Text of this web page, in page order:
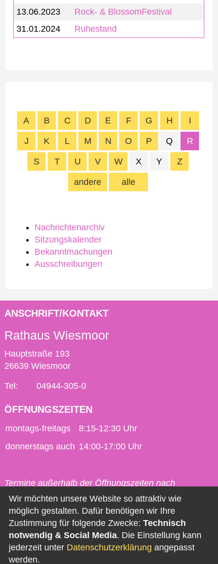
13.06.2023
Rock- & BlossomFestival
31.01.2024
Ruhestand
Nachrichtenarchiv
Sitzungskalender
Bekanntmachungen
Ausschreibungen
alle
A B C D E F G H I
J K L M N O P Q R
S T U V W X Y Z
andere
ANSCHRIFT/KONTAKT
Rathaus Wiesmoor
Hauptstraße 193
26639 Wiesmoor
Tel: 04944-305-0
ÖFFNUNGSZEITEN
montags-freitags
8:15-12:30 Uhr
donnerstags auch 14:00-17:00 Uhr
Termine außerhalb der Öffnungszeiten nach
vorheriger Vereinbarung möglich.
Kontakt
Impressum
Datenschutz
Wir möchten unsere Website so attraktiv wie
möglich gestalten. Dafür benötigen wir Ihre
Zustimmung für folgende Zwecke: Technisch
notwendig & Social Media. Die Einstellung kann
jederzeit unter Datenschutzerklärung angepasst
werden.